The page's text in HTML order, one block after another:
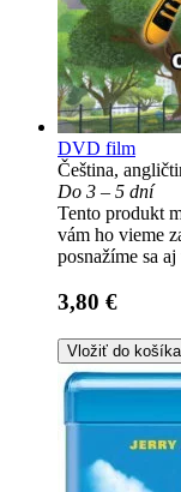
DVD film
Čeština,
Do 3 – 5 dní
Tento produkt
vám ho vieme
posnažíme sa
3,80 €
Vložiť do košíka